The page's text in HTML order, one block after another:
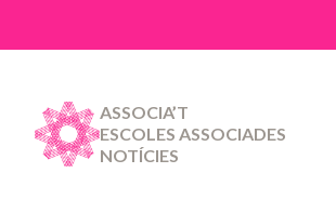
ASSOCIA’T
ESCOLES ASSOCIADES
NOTÍCIES